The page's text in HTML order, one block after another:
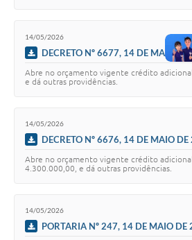
14/05/2026
DECRETO Nº 6677, 14 DE MAIO
Abre no orçamento vigente crédito
e dá outras providências.
14/05/2026
DECRETO Nº 6676, 14 DE MAIO
Abre no orçamento vigente crédito
4.300.000,00, e dá outras providências.
14/05/2026
PORTARIA Nº 247, 14 DE MAIO DE